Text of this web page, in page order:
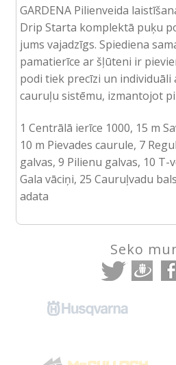
GARDENA Pilienveida
Drip Starta komplektā puķu
jums vajadzīgs. Spiediena
pamatierīce ar šļūteni ir
podi tiek precīzi un individuāli
cauruļu sistēmu, izmantojot
1 Centrālā ierīce 1000, 15 m
10 m Pievades caurule, 7
galvas, 9 Pilienu galvas, 10 T-
Gala vāciņi, 25 Cauruļvadu
adata
Seko